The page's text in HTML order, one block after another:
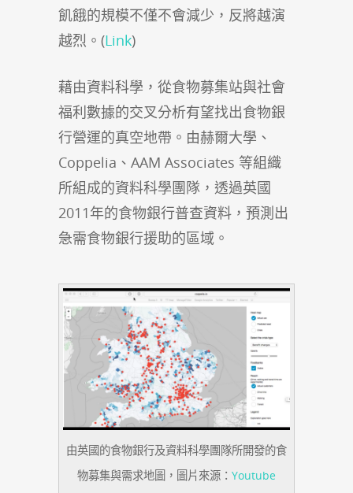
飢餓的規模不僅不會減少，反將越演
越烈。(Link)
藉由資料科學，從食物募集站與社會
福利數據的交叉分析有望找出食物銀
行營運的真空地帶。由赫爾大學、
Coppelia、AAM Associates 等組織
所組成的資料科學團隊，透過英國
2011年的食物銀行普查資料，預測出
急需食物銀行援助的區域。
由英國的食物銀行及資料科學團隊所開發的食
物募集與需求地圖，圖片來源： Youtube